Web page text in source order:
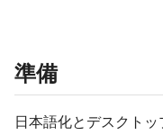
準備
日本語化とデスクトッ